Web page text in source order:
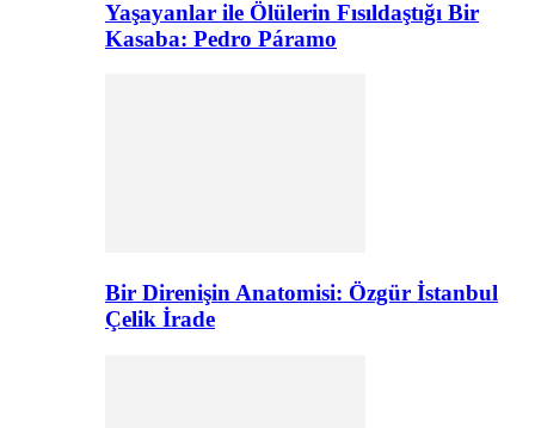
Yaşayanlar ile Ölülerin Fısıldaştığı Bir
Kasaba: Pedro Páramo
Bir Direnişin Anatomisi: Özgür İstanbul
Çelik İrade